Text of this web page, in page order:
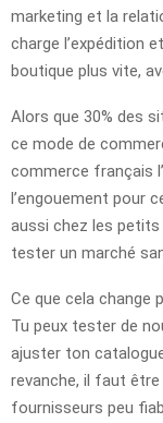
marketing et la
charge l’expédition
boutique plus vite,
Alors que 30% des
ce mode de
commerce français
l’engouement pour
aussi chez les
tester un marché
Ce que cela change
Tu peux tester de
ajuster ton
revanche, il faut être
fournisseurs peu